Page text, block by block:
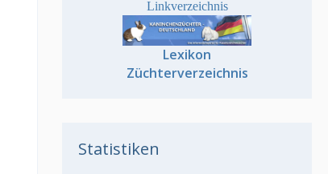
Linkverzeichnis
Lexikon
Züchterverzeichnis
Statistiken